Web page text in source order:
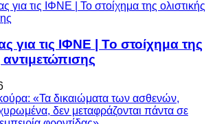
για τις ΙΦΝΕ | Το στοίχημα της
αντιμετώπισης